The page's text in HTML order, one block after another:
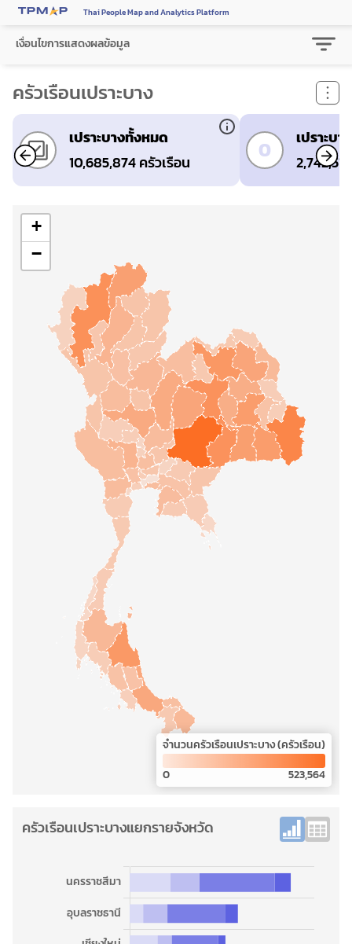
Thai People Map and Analytics Platform
เงื่อนไขการแสดงผลข้อมูล
ครัวเรือนเปราะบาง
เปราะบางทั้งหมด
10,685,874 ครัวเรือน
0
เปราะบ
+
−
จำนวนครัวเรือนเปราะบาง (ครัวเรือน)
0
523,564
ครัวเรือนเปราะบางแยกรายจังหวัด